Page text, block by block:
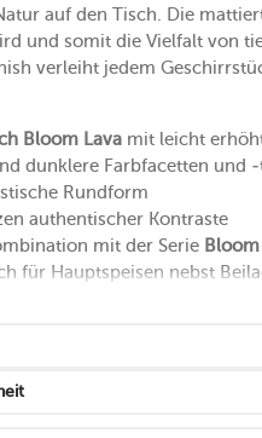
auf den Tisch. Die
und somit die Vielfalt von
verleiht jedem
Bloom Lava mit leicht
dunklere Farbfacetten und
Rundform
authentischer Kontraste
mit der Serie
für Hauptspeisen nebst